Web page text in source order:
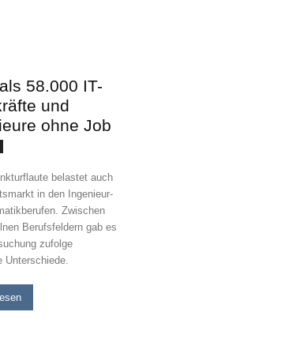
58.000 IT-
und
ohne Job
belastet auch
in den Ingenieur-
Zwischen
Berufsfeldern gab es
zufolge
Unterschiede.